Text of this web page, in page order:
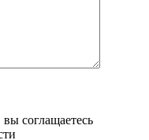
соглащаетесь